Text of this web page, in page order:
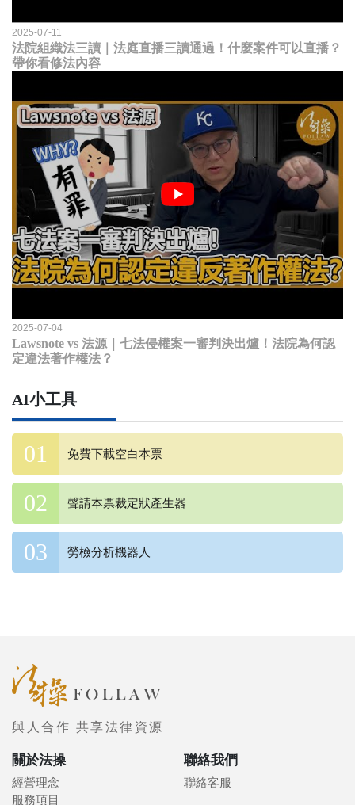
2025-07-11
法院組織法三讀｜法庭直播三讀通過！什麼案件可以直播？
帶你看修法內容
2025-07-04
Lawsnote vs 法源｜七法侵權案一審判決出爐！法院為何認
定違法著作權法？
AI小工具
免費下載空白本票
聲請本票裁定狀產生器
勞檢分析機器人
與人合作 共享法律資源
關於法操
經營理念
服務項目
聯絡我們
聯絡客服